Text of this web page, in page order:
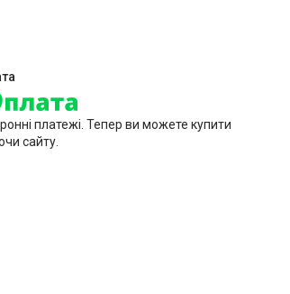
платежі. Тепер ви можете купити
сайту.